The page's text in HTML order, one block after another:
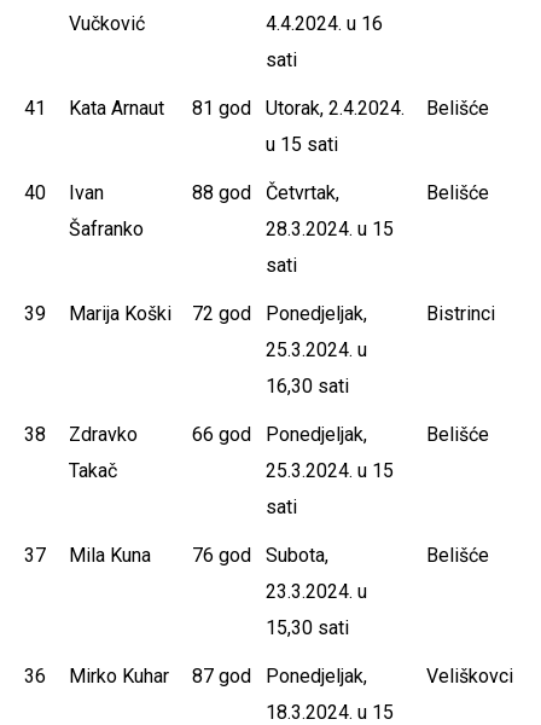
Vučković
4.4.2024. u 16
sati
41 Kata Arnaut 81 god
Utorak, 2.4.2024.
u 15 sati
Belišće
40
Ivan
Šafranko
88 god
Četvrtak,
28.3.2024. u 15
sati
Belišće
39 Marija Koški 72 god
Ponedjeljak,
25.3.2024. u
16,30 sati
Bistrinci
38
Zdravko
Takač
66 god
Ponedjeljak,
25.3.2024. u 15
sati
Belišće
37 Mila Kuna 76 god
Subota,
23.3.2024. u
15,30 sati
Belišće
36 Mirko Kuhar 87 god
Ponedjeljak,
18.3.2024. u 15
Veliškovci